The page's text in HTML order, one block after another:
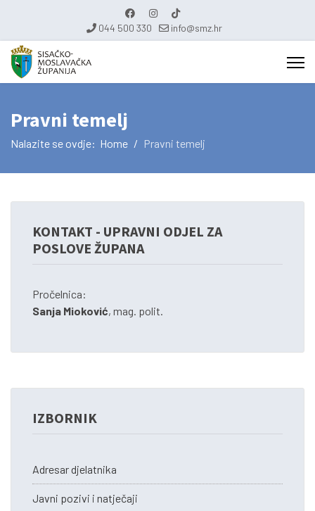
044 500 330 info@smz.hr
Pravni temelj
Nalazite se ovdje: Home Pravni temelj
KONTAKT - UPRAVNI ODJEL ZA
POSLOVE ŽUPANA
Pročelnica:
Sanja Mioković, mag. polit.
IZBORNIK
Adresar djelatnika
Javni pozivi i natječaji